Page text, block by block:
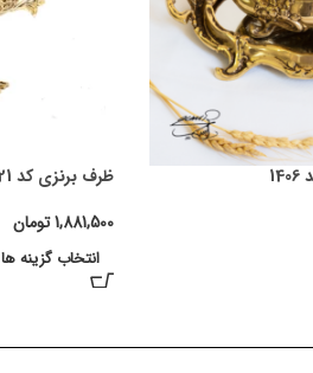
ظرف برنزی کد 0821
1,881,500 تومان
انتخاب گزینه ها